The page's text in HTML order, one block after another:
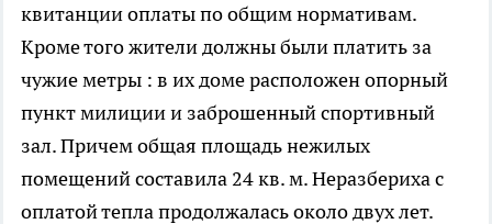
квитанции оплаты по общим нормативам.
Кроме того жители должны были платить за
чужие метры : в их доме расположен опорный
пункт милиции и заброшенный спортивный
зал. Причем общая площадь нежилых
помещений составила 24 кв. м. Неразбериха с
оплатой тепла продолжалась около двух лет.